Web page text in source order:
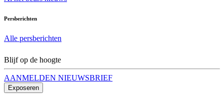
Persberichten
Alle persberichten
Blijf op de hoogte
AANMELDEN NIEUWSBRIEF
Exposeren